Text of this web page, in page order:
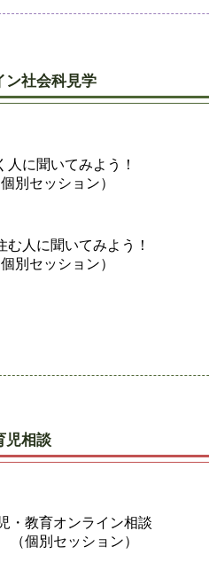
ン社会科見学
人に聞いてみよう！
個別セッション）
む人に聞いてみよう！
個別セッション）
児相談
・教育オンライン相談
（個別セッション）